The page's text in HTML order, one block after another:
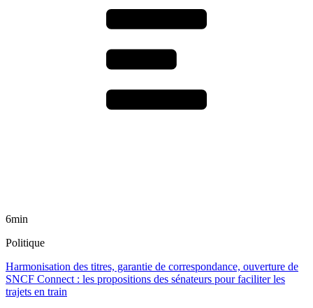
6min
Politique
Harmonisation des titres, garantie de correspondance, ouverture de
SNCF Connect : les propositions des sénateurs pour faciliter les
trajets en train